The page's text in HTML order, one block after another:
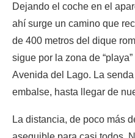
Dejando el coche en el
ahí surge un camino que
de 400 metros del dique
sigue por la zona de
Avenida del Lago. La
embalse, hasta llegar de
La distancia, de poco más